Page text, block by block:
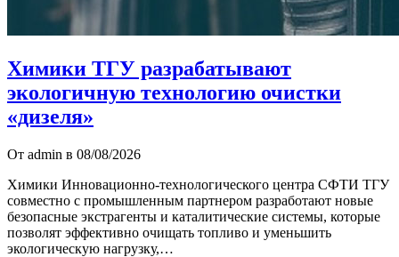
Химики ТГУ разрабатывают
экологичную технологию очистки
«дизеля»
От admin в 08/08/2026
Химики Инновационно-технологического центра СФТИ ТГУ
совместно с промышленным партнером разработают новые
безопасные экстрагенты и каталитические системы, которые
позволят эффективно очищать топливо и уменьшить
экологическую нагрузку,…